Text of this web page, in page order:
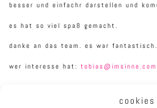
cookies
besser und einfachr darstellen und
es hat so viel spaß gemacht.
danke an das team. es war fantastisch.
wer interesse hat: tobias@imsinne.com